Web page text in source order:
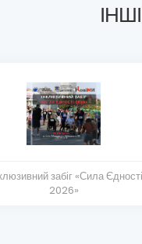
забіг «Сила Єдності
2026»